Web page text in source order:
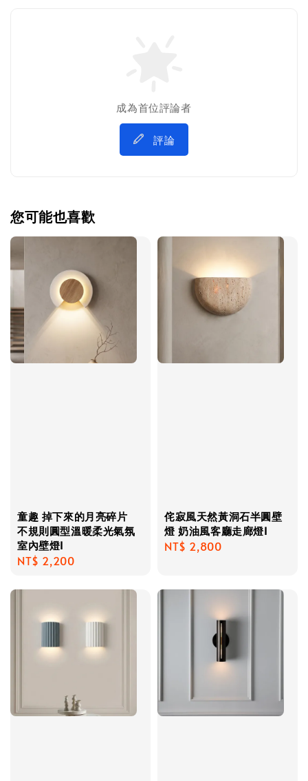
成為首位評論者
評論
您可能也喜歡
童趣 掉下來的月亮碎片
不規則圓型溫暖柔光氣氛
室內壁燈I
Regular
NT$ 2,200
侘寂風天然黃洞石半圓壁
燈 奶油風客廳走廊燈I
Regular
NT$ 2,800